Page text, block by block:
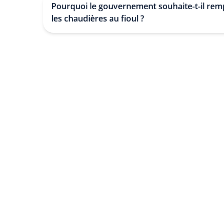
Pourquoi le gouvernement souhaite-t-il
les chaudières au fioul ?